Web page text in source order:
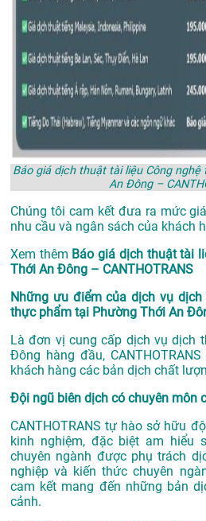
Báo giá dịch thuật tài liệu Công
An Đông –
Chúng tôi cam kết đưa ra mức
nhu cầu và ngân sách của khách
Xem thêm Báo giá dịch thuật tài
Thới An Đông – CANTHOTRANS
Những ưu điểm của dịch vụ
thực phẩm tại Phường Thới An
Là đơn vị cung cấp dịch vụdịch
Đông hàng đầu,
khách hàng các bản dịch chất
Đội ngũ biên dịch có chuyên môn
CANTHOTRANS tự hào sở hữu
kinh nghiệm, đặc biệt am hiểu
chuyên ngành được phụ trách
nghiệp và kiến thức chuyên
cam kết mang đến những bản
cảnh.